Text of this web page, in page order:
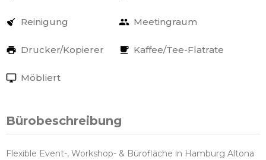
Reinigung Meetingraum
Drucker/Kopierer Kaffee/Tee-Flatrate
Möbliert
Bürobeschreibung
Flexible Event-, Workshop- & Bürofläche in Hamburg Altona